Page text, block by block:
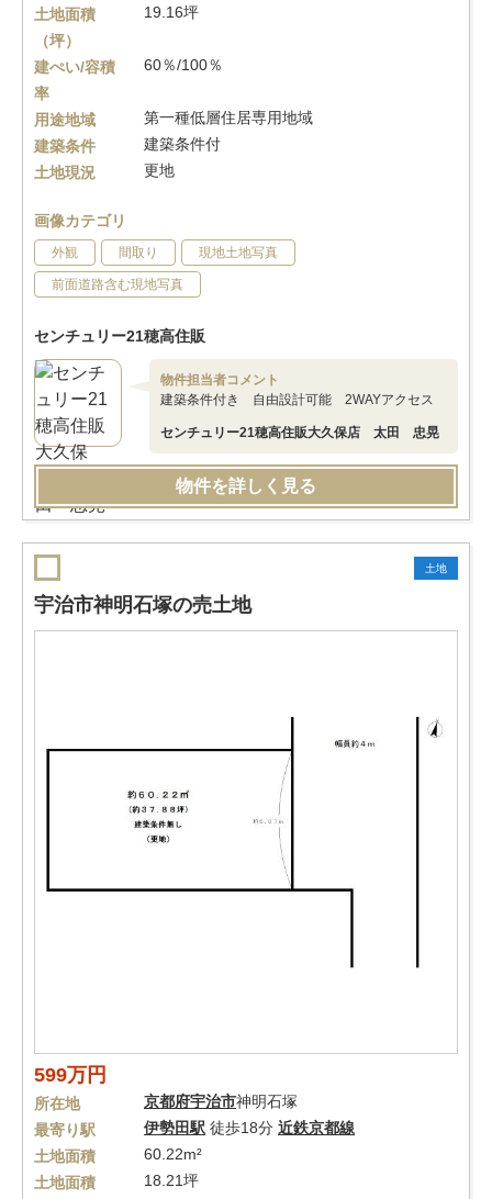
土地面積
（坪）
19.16坪
建ぺい/容積
率
60％/100％
用途地域
第一種低層住居専用地域
建築条件
建築条件付
土地現況
更地
画像カテゴリ
外観 間取り 現地土地写真
前面道路含む現地写真
センチュリー21穂高住販
物件担当者コメント
建築条件付き 自由設計可能 2WAYアクセス
センチュリー21穂高住販大久保店 太田 忠晃
物件を詳しく見る
土地
宇治市神明石塚の売土地
599万円
所在地 京都府宇治市神明石塚
最寄り駅
伊勢田駅 徒歩18分 近鉄京都線
土地面積
60.22m²
土地面積
18.21坪